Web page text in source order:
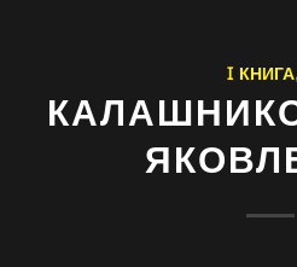
I КНИГА